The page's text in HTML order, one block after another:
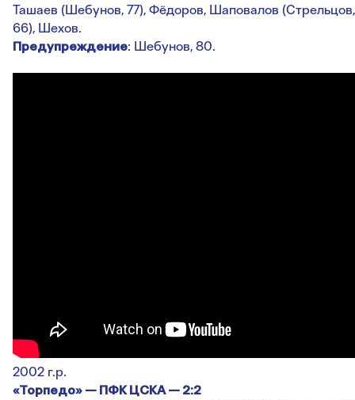
Ташаев (Шебунов, 77), Фёдоров, Шаповалов (Стрельцов,
66), Шехов.
Предупреждение: Шебунов, 80.
2002 г.р.
«Торпедо» — ПФК ЦСКА — 2:2